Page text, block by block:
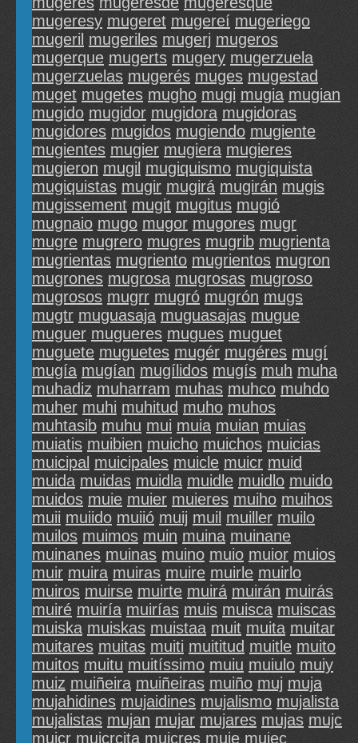
mugeresy mugeret mugereí mugeriego
mugeril mugeriles mugerj mugeros
mugerque mugerts mugery mugerzuela
mugerzuelas mugerés muges mugestad
muget mugetes mugho mugi mugia mugian
mugido mugidor mugidora mugidoras
mugidores mugidos mugiendo mugiente
mugientes mugier mugiera mugieres
mugieron mugil mugiquismo mugiquista
mugiquistas mugir mugirá mugirán mugis
mugissement mugit mugitus mugió
mugnaio mugo mugor mugores mugr
mugre mugrero mugres mugrib mugrienta
mugrientas mugriento mugrientos mugron
mugrones mugrosa mugrosas mugroso
mugrosos mugrr mugró mugrón mugs
mugtr muguasaja muguasajas mugue
muguer mugueres mugues muguet
muguete muguetes mugér mugéres mugí
mugía mugían mugílidos mugís muh muha
muhadiz muharram muhas muhco muhdo
muher muhi muhitud muho muhos
muhtasib muhu mui muia muian muias
muiatis muibien muicho muichos muicias
muicipal muicipales muicle muicr muid
muida muidas muidla muidle muidlo muido
muidos muie muier muieres muiho muihos
muii muiido muiió muij muil muiller muilo
muilos muimos muin muina muinane
muinanes muinas muino muio muior muios
muir muira muiras muire muirle muirlo
muiros muirse muirte muirá muirán muirás
muiré muiría muirías muis muisca muiscas
muiska muiskas muistaa muit muita muitar
muitares muitas muiti muititud muitle muito
muitos muitu muitíssimo muiu muiulo muiy
muiz muiñeira muiñeiras muiño muj muja
mujahidines mujaidines mujalismo mujalista
mujalistas mujan mujar mujares mujas mujc
mujcr mujcrcita mujcres muje mujec